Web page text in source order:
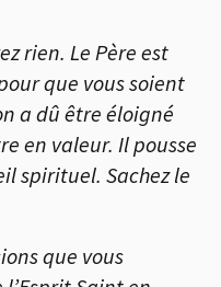
rien. Le Père est
que vous soient
a dû être éloigné
en valeur. Il pousse
spirituel. Sachez le
que vous